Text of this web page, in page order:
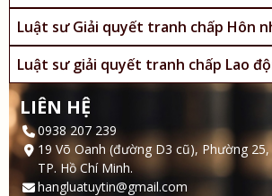
Luật sư Giải quyết tranh chấp Hôn
Luật sư giải quyết tranh chấp Lao
LIÊN HỆ
0938 207 239
19 Võ Oanh (đường D3 cũ), Phường
TP. Hồ Chí Minh.
hangluatuytin@gmail.com